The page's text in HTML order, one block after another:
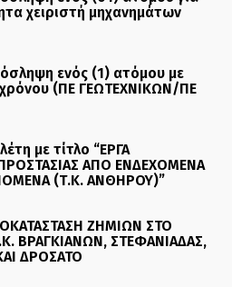
χειριστή μηχανημάτων
ενός (1) ατόμου με
(ΠΕ ΓΕΩΤΕΧΝΙΚΩΝ/ΠΕ
με τίτλο “ΕΡΓΑ
ΑΠΟ ΕΝΔΕΧΟΜΕΝΑ
(Τ.Κ. ΑΝΘΗΡΟΥ)”
ΖΗΜΙΩΝ ΣΤΟ
ΒΡΑΓΚΙΑΝΩΝ, ΣΤΕΦΑΝΙΑΔΑΣ,
ΔΡΟΣΑΤΟ